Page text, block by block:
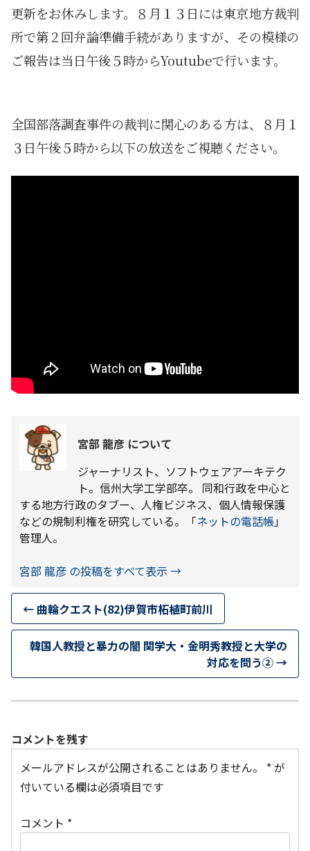
更新をお休みします。８月１３日には東京地方裁判
所で第２回弁論準備手続がありますが、その模様の
ご報告は当日午後５時からYoutubeで行います。
全国部落調査事件の裁判に関心のある方は、８月１
３日午後５時から以下の放送をご視聴ください。
宮部 龍彦 について
ジャーナリスト、ソフトウェアアーキテク
ト。信州大学工学部卒。 同和行政を中心と
する地方行政のタブー、人権ビジネス、個人情報保護
などの規制利権を研究している。「ネットの電話帳」
管理人。
宮部 龍彦 の投稿をすべて表示 →
← 曲輪クエスト(82)伊賀市柘植町前川
韓国人教授と暴力の闇 関学大・金明秀教授と大学の
対応を問う②→
コメントを残す
メールアドレスが公開されることはありません。
*が
付いている欄は必須項目です
コメント *